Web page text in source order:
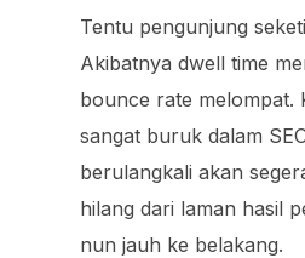
Tentu pengunjung
Akibatnya dwell time
bounce rate melompat.
sangat buruk dalam
berulangkali akan
hilang dari laman hasil
nun jauh ke belakang.